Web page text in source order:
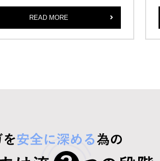
READ MORE